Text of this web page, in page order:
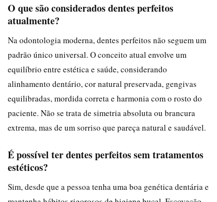
O que são considerados dentes perfeitos
atualmente?
Na odontologia moderna, dentes perfeitos não seguem um
padrão único universal. O conceito atual envolve um
equilíbrio entre estética e saúde, considerando
alinhamento dentário, cor natural preservada, gengivas
equilibradas, mordida correta e harmonia com o rosto do
paciente. Não se trata de simetria absoluta ou brancura
extrema, mas de um sorriso que pareça natural e saudável.
É possível ter dentes perfeitos sem tratamentos
estéticos?
Sim, desde que a pessoa tenha uma boa genética dentária e